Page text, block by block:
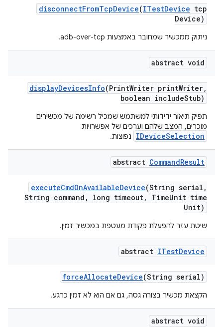
disconnectFromTcpDevice(ITestDevice tcp
Device)
ניתוק ממכשיר שמחובר באמצעות adb-over-tcp.
abstract void
displayDevicesInfo(PrintWriter printWriter,
boolean includeStub)
תפיק תיאור ידידותי למשתמש שמכיל רשימה של מכשירים
מוכרים, המצב שלהם וערכים של אפשרויות
IDeviceSelection נפוצות.
abstract CommandResult
executeCmdOnAvailableDevice(String serial ,
String command , long timeout, TimeUnit time
Unit)
שיטת עזר להפעלת פקודת מעטפת במכשיר זמין.
abstract ITestDevice
forceAllocateDevice(String serial)
הקצאת מכשיר בצורה גסה, גם אם הוא לא זמין כרגע.
abstract void